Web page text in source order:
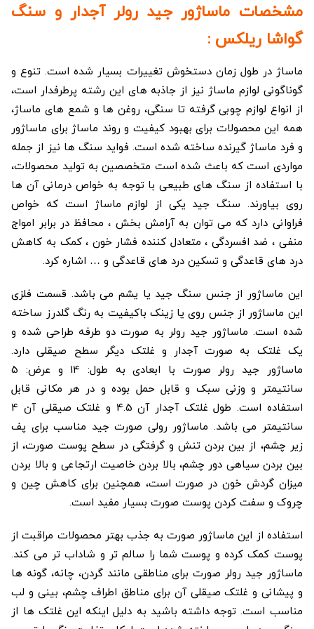
مشخصات ماساژور جید رولر آجدار و سنگ
گواشا ریلکس :
ماساژ در طول زمان دستخوش تغییرات بسیار شده است. تنوع و
گوناگونی لوازم ماساژ نیز از جاذبه های این رشته پرطرفدار است،
از انواع لوازم چوبی گرفته تا سنگی، روغن ها و شمع های ماساژ،
همه این محصولات برای بهبود کیفیت و روند ماساژ برای ماساژور
و فرد ماساژ گیرنده ساخته شده است. فواید سنگ ها نیز از جمله
مواردی است که باعث شده است متخصصین به تولید محصولات،
با استفاده از سنگ های طبیعی با توجه به خواص درمانی آن ها
روی بیاورند. سنگ جید یکی از لوازم ماساژ است که خواص
فراوانی دارد که می توان به آرامش بخش ، محافظ در برابر امواج
منفی ، ضد افسردگی ، متعادل کننده فشار خون ، کمک به کاهش
درد های قاعدگی و تسکین درد های قاعدگی و … اشاره کرد.
این ماساژور از جنس سنگ جید یا یشم می باشد. قسمت فلزی
این ماساژور از جنس روی یا زینک باکیفیت به رنگ گلدرز ساخته
شده است. ماساژور جید رولر به صورت دو طرفه طراحی شده و
یک غلتک به صورت آجدار و غلتک دیگر سطح صیقلی دارد.
ماساژور جید رولر صورت با ابعادی به طول: 14 و عرض: 5
سانتیمتر و وزنی سبک و قابل حمل بوده و در هر مکانی قابل
استفاده است. طول غلتک آجدار آن 4.5 و غلتک صیقلی آن 4
سانتیمتر می باشد. ماساژور رولی صورت جید مناسب برای پف
زیر چشم، از بین بردن تنش و گرفتگی در سطح پوست صورت، از
بین بردن سیاهی دور چشم، بالا بردن خاصیت ارتجاعی و بالا بردن
میزان گردش خون در صورت است، همچنین برای کاهش چین و
چروک و سفت کردن پوست صورت بسیار مفید است.
استفاده از این ماساژور صورت به جذب بهتر محصولات مراقبت از
پوست کمک کرده و پوست شما را سالم تر و شاداب تر می کند.
ماساژور جید رولر صورت برای مناطقی مانند گردن، چانه، گونه ها
و پیشانی و غلتک صیقلی آن برای مناطق اطراف چشم، بینی و لب
مناسب است. توجه داشته باشید به دلیل اینکه این غلتک ها از